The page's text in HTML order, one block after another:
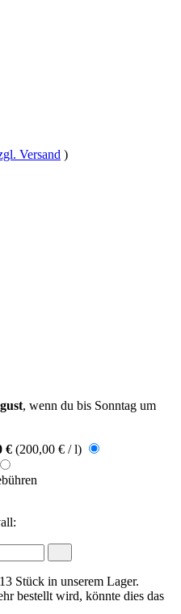
Versand )
, wenn du bis Sonntag um
€ (200,00 € / l)
Stück in unserem Lager.
bestellt wird, könnte dies das